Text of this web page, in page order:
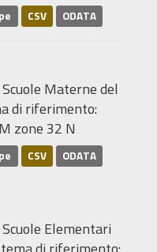
CSV ODATA
Materne del
di riferimento:
zone 32 N
CSV ODATA
Elementari